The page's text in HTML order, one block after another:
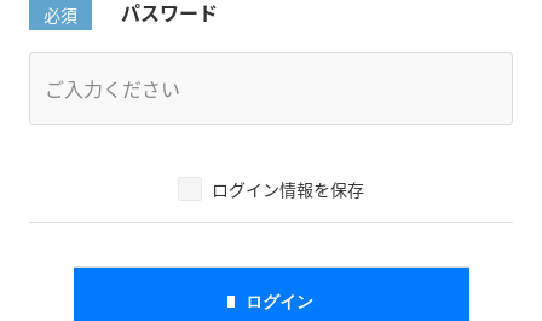
パスワード
ログイン情報を保存